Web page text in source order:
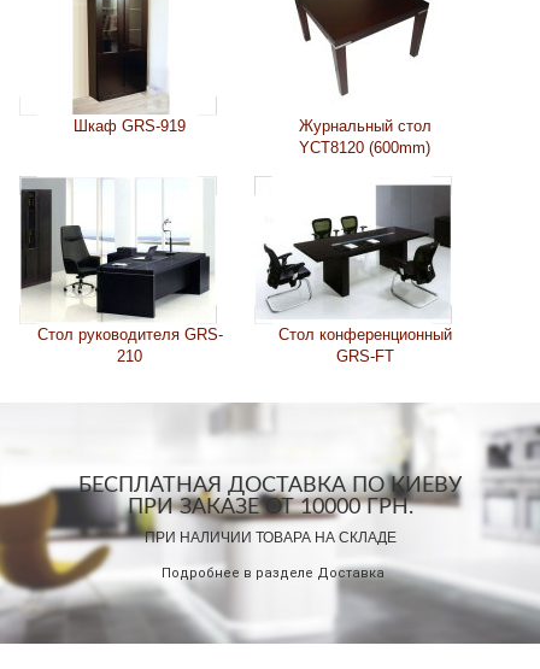
Шкаф GRS-919
Журнальный стол
YCT8120 (600mm)
Стол руководителя GRS-
210
Стол конференционный
GRS-FT
БЕСПЛАТНАЯ ДОСТАВКА ПО КИЕВУ
ПРИ ЗАКАЗЕ ОТ 10000 ГРН.
ПРИ НАЛИЧИИ ТОВАРА НА СКЛАДЕ
Подробнее в разделе Доставка